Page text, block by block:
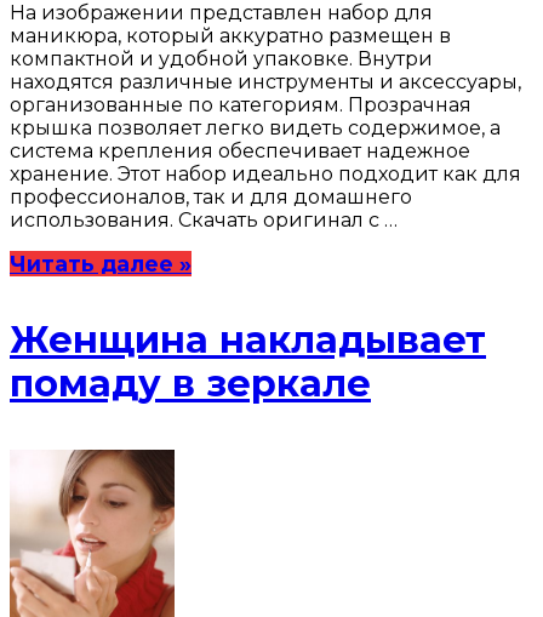
На изображении представлен набор для
маникюра, который аккуратно размещен в
компактной и удобной упаковке. Внутри
находятся различные инструменты и аксессуары,
организованные по категориям. Прозрачная
крышка позволяет легко видеть содержимое, а
система крепления обеспечивает надежное
хранение. Этот набор идеально подходит как для
профессионалов, так и для домашнего
использования. Скачать оригинал с …
Читать далее »
Женщина накладывает
помаду в зеркале